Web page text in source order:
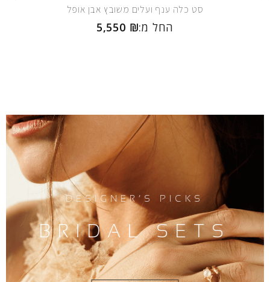
סט כלה ענף ועלים משובץ אבן אופל
החל מ:₪
DESIGNER’S PICKS
BRIDAL SETS